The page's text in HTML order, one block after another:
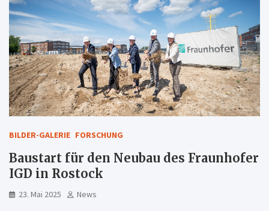
BILDER-GALERIE FORSCHUNG
Baustart für den Neubau des Fraunhofer
IGD in Rostock
23. Mai 2025 News